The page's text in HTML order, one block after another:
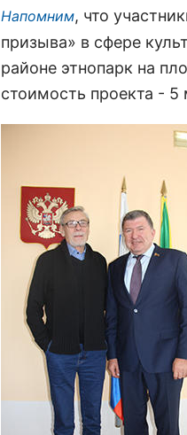
Напомним, что
призыва» в сфере
районе этнопарк на
стоимость проекта -